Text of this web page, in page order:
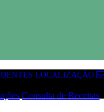
LOCALIZAÇÃO
Consulta de Receitas